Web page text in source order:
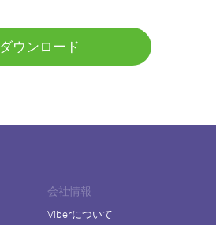
ダウンロード
会社情報
Viberについて